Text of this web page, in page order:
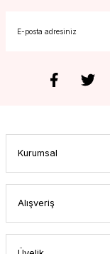
Kurumsal
Alışveriş